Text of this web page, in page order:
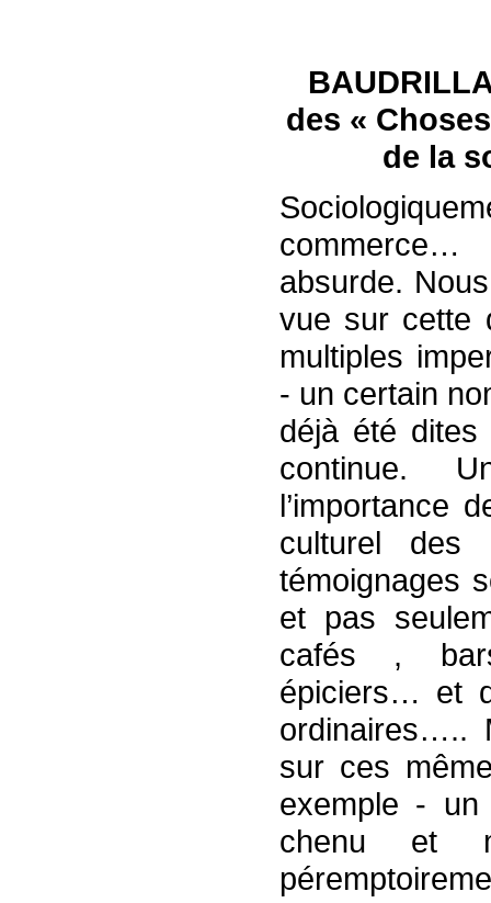
des «
de la
commerce…
absurde.
vue sur cette
multiples
- un certain
déjà été dites
continue.
l’importance
culturel des
témoignages
et pas
cafés ,
épiciers… et
ordinaires…..
sur ces
exemple -
chenu et